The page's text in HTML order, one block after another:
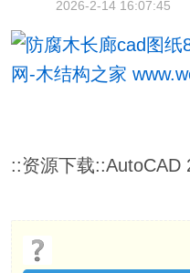
2026-2-14 16:07:45
::资源下载::AutoCAD